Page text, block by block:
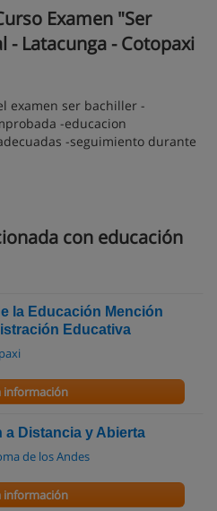
Examen "Ser
- Latacunga - Cotopaxi
examen ser bachiller -
-educacion
-seguimiento durante
con educación
la Educación Mención
Educativa
información
a Distancia y Abierta
de los Andes
información